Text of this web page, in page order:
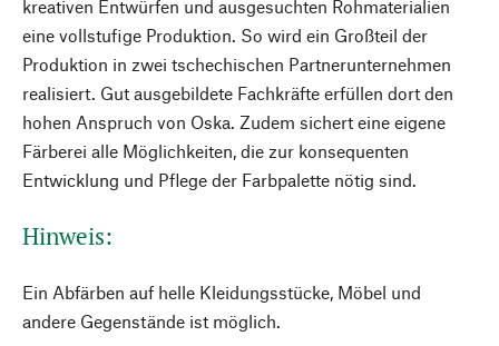
kreativen Entwürfen und ausgesuchten Rohmaterialien
eine vollstufige Produktion. So wird ein Großteil der
Produktion in zwei tschechischen Partnerunternehmen
realisiert. Gut ausgebildete Fachkräfte erfüllen dort den
hohen Anspruch von Oska. Zudem sichert eine eigene
Färberei alle Möglichkeiten, die zur konsequenten
Entwicklung und Pflege der Farbpalette nötig sind.
Hinweis:
Ein Abfärben auf helle Kleidungsstücke, Möbel und
andere Gegenstände ist möglich.